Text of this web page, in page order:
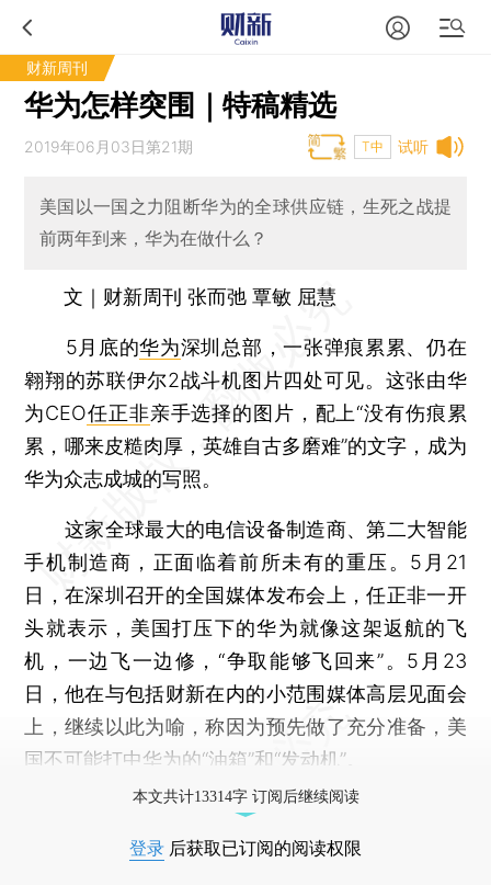
财新周刊
华为怎样突围｜特稿精选
试听
2019年06月03日第21期 T中
美国以一国之力阻断华为的全球供应链，生死之战提
前两年到来，华为在做什么？
文｜财新周刊 张而弛 覃敏 屈慧
5月底的华为深圳总部，一张弹痕累累、仍在
翱翔的苏联伊尔2战斗机图片四处可见。这张由华
为CEO任正非亲手选择的图片，配上“没有伤痕累
累，哪来皮糙肉厚，英雄自古多磨难”的文字，成为
华为众志成城的写照。
这家全球最大的电信设备制造商、第二大智能
手机制造商，正面临着前所未有的重压。5月21
日，在深圳召开的全国媒体发布会上，任正非一开
头就表示，美国打压下的华为就像这架返航的飞
机，一边飞一边修，“争取能够飞回来”。5月23
日，他在与包括财新在内的小范围媒体高层见面会
上，继续以此为喻，称因为预先做了充分准备，美
国不可能打中华为的“油箱”和“发动机”。
本文共计13314字 订阅后继续阅读
登录 后获取已订阅的阅读权限